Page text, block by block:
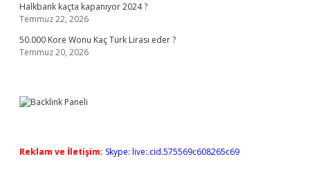
Halkbank kaçta kapanıyor 2024 ?
Temmuz 22, 2026
50.000 Kore Wonu Kaç Türk Lirası eder ?
Temmuz 20, 2026
Reklam ve İletişim: Skype: live:.cid.575569c608265c69